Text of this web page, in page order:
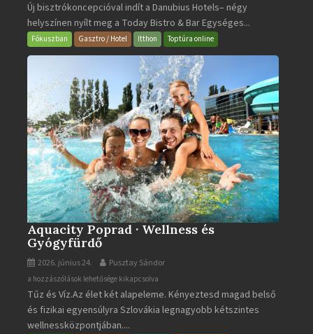
Bistro
&
Bar
bejegyzéshez
Új bisztrókoncepcióval indít a Danubius Hotels– négy
helyszínen nyílt meg a Today Bistro & Bar Egységes...
Fókuszban Gasztro / Hotel Itthon Toptúra online
Aquacity Poprad · Wellness és
Gyógyfürdő
2026. június 24. Pusztay Sándor
Aquacity
Poprad
·
Wellness
a hozzászólások lehetősége kikapcsolva
Tűz és Víz.Az élet két alapeleme. Kényeztesd magad belső
és fizikai egyensúlyra Szlovákia legnagyobb kétszintes
wellnessközpontjában....